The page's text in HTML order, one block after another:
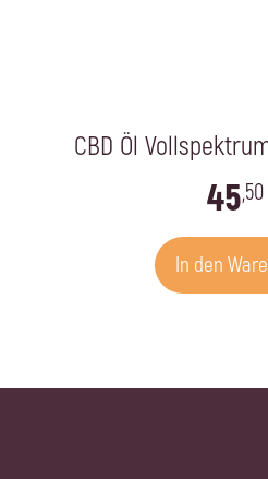
CBD Öl
45,50
In den